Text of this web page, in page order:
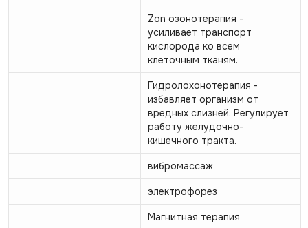
Zon озонотерапия -
усиливает транспорт
кислорода ко всем
клеточным тканям.
Гидролохонотерапия -
избавляет организм от
вредных слизней. Регулирует
работу желудочно-
кишечного тракта.
вибромассаж
электрофорез
Магнитная терапия